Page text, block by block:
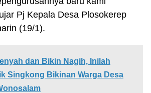
ujar Pj Kepala Desa Plosokerep
(19/1).
dan Bikin Nagih, Inilah
Singkong Bikinan Warga Desa